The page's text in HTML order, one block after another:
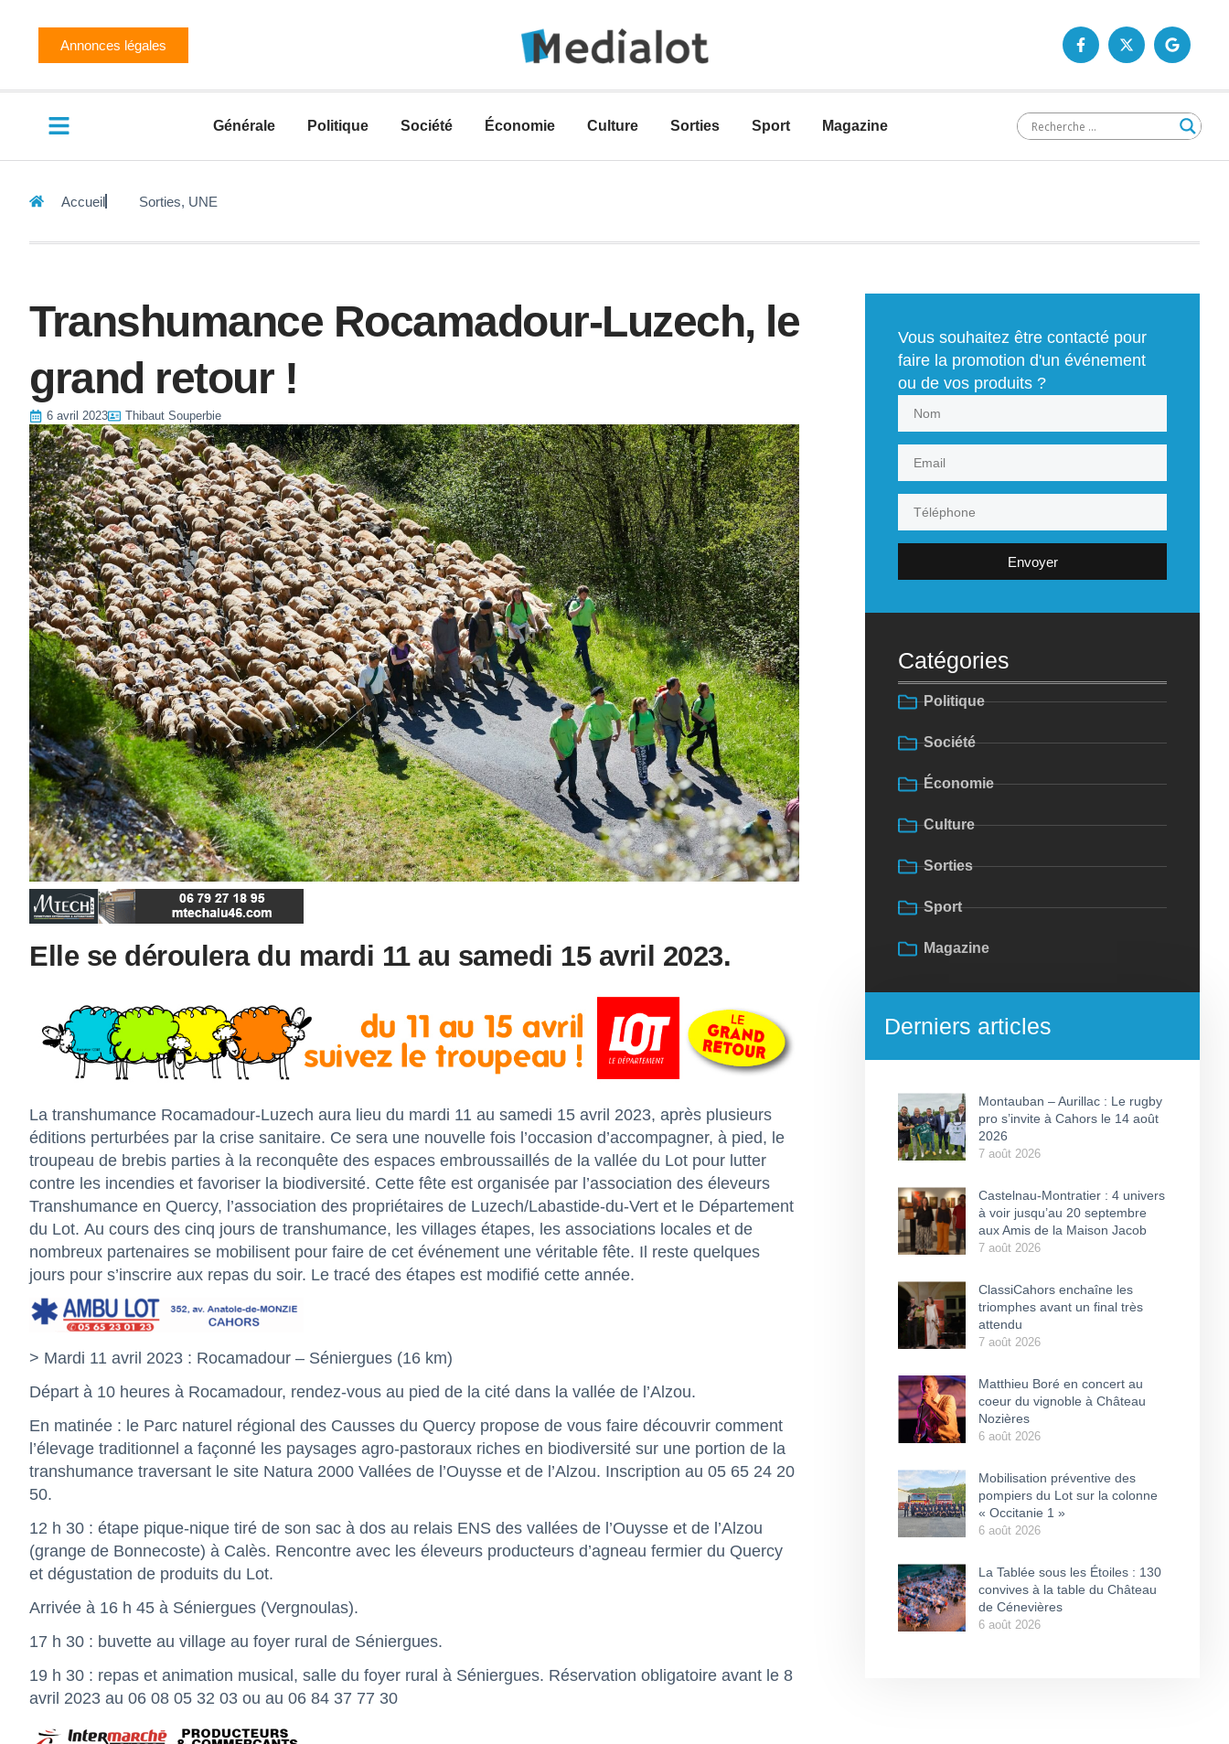
Annonces légales
Générale Politique Société Économie Culture Sorties Sport Magazine
Accueil Sorties, UNE
Transhumance Rocamadour-Luzech, le
grand retour !
6 avril 2023 Thibaut Souperbie
Elle se déroulera du mardi 11 au samedi 15 avril 2023.
La transhumance Rocamadour-Luzech aura lieu du mardi 11 au samedi 15 avril 2023, après plusieurs
éditions perturbées par la crise sanitaire. Ce sera une nouvelle fois l’occasion d’accompagner, à pied, le
troupeau de brebis parties à la reconquête des espaces embroussaillés de la vallée du Lot pour lutter
contre les incendies et favoriser la biodiversité. Cette fête est organisée par l’association des éleveurs
Transhumance en Quercy, l’association des propriétaires de Luzech/Labastide-du-Vert et le Département
du Lot. Au cours des cinq jours de transhumance, les villages étapes, les associations locales et de
nombreux partenaires se mobilisent pour faire de cet événement une véritable fête. Il reste quelques
jours pour s’inscrire aux repas du soir. Le tracé des étapes est modifié cette année.
> Mardi 11 avril 2023 : Rocamadour – Séniergues (16 km)
Départ à 10 heures à Rocamadour, rendez-vous au pied de la cité dans la vallée de l’Alzou.
En matinée : le Parc naturel régional des Causses du Quercy propose de vous faire découvrir comment
l’élevage traditionnel a façonné les paysages agro-pastoraux riches en biodiversité sur une portion de la
transhumance traversant le site Natura 2000 Vallées de l’Ouysse et de l’Alzou. Inscription au 05 65 24 20
50.
12 h 30 : étape pique-nique tiré de son sac à dos au relais ENS des vallées de l’Ouysse et de l’Alzou
(grange de Bonnecoste) à Calès. Rencontre avec les éleveurs producteurs d’agneau fermier du Quercy
et dégustation de produits du Lot.
Arrivée à 16 h 45 à Séniergues (Vergnoulas).
17 h 30 : buvette au village au foyer rural de Séniergues.
19 h 30 : repas et animation musical, salle du foyer rural à Séniergues. Réservation obligatoire avant le 8
avril 2023 au 06 08 05 32 03 ou au 06 84 37 77 30
Vous souhaitez être contacté pour
faire la promotion d'un événement
ou de vos produits ?
Envoyer
Catégories
Politique
Société
Économie
Culture
Sorties
Sport
Magazine
Derniers articles
Montauban – Aurillac : Le rugby
pro s’invite à Cahors le 14 août
2026
7 août 2026
Castelnau-Montratier : 4 univers
à voir jusqu’au 20 septembre
aux Amis de la Maison Jacob
7 août 2026
ClassiCahors enchaîne les
triomphes avant un final très
attendu
7 août 2026
Matthieu Boré en concert au
coeur du vignoble à Château
Nozières
6 août 2026
Mobilisation préventive des
pompiers du Lot sur la colonne
« Occitanie 1 »
6 août 2026
La Tablée sous les Étoiles : 130
convives à la table du Château
de Cénevières
6 août 2026